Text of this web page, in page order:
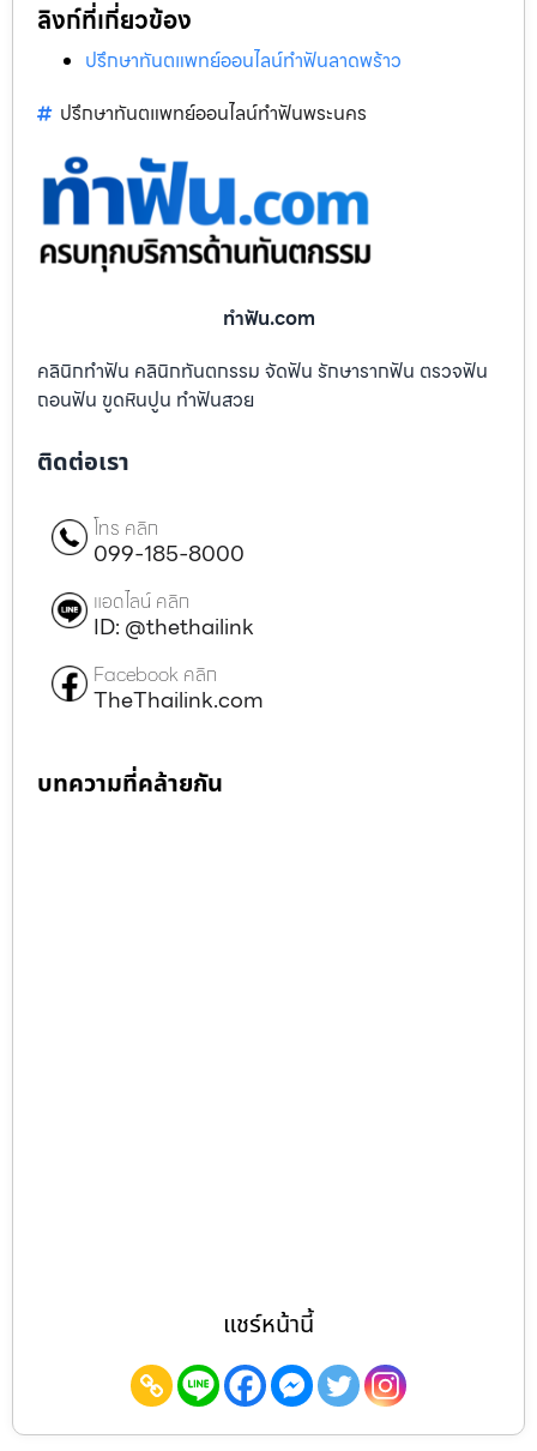
ลิงก์ที่เกี่ยวข้อง
ปรึกษาทันตแพทย์ออนไลน์ทำฟันลาดพร้าว
ปรึกษาทันตแพทย์ออนไลน์ทำฟันพระนคร
ทําฟัน.com
คลินิกทำฟัน คลินิกทันตกรรม จัดฟัน รักษารากฟัน ตรวจฟัน
ถอนฟัน ขูดหินปูน ทำฟันสวย
ติดต่อเรา
โทร คลิก
099-185-8000
แอดไลน์ คลิก
ID: @thethailink
Facebook คลิก
TheThailink.com
บทความที่คล้ายกัน
แชร์หน้านี้